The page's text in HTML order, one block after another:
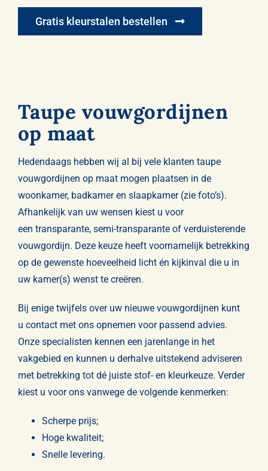
Gratis kleurstalen bestellen
Taupe vouwgordijnen
op maat
Hedendaags hebben wij al bij vele klanten taupe
vouwgordijnen op maat mogen plaatsen in de
woonkamer, badkamer en slaapkamer (zie foto’s).
Afhankelijk van uw wensen kiest u voor
een transparante, semi-transparanteof verduisterende
vouwgordijn. Deze keuze heeft voornamelijk betrekking
op de gewenste hoeveelheid licht én kijkinval die u in
uw kamer(s) wenst te creëren.
Bij enige twijfels over uw nieuwe vouwgordijnen kunt
u contactmet ons opnemen voor passend advies.
Onze specialisten kennen een jarenlange in het
vakgebied en kunnen u derhalve uitstekend adviseren
met betrekking tot dé juiste stof- en kleurkeuze. Verder
kiest u voor ons vanwege de volgende kenmerken:
Scherpe prijs;
Hoge kwaliteit;
Snelle levering.